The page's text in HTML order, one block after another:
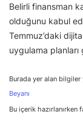
Belirli finansman
olduğunu kabul
Temmuz’daki
uygulama
Burada yer alan
Beyanı
Bu içerik hazırlanırken